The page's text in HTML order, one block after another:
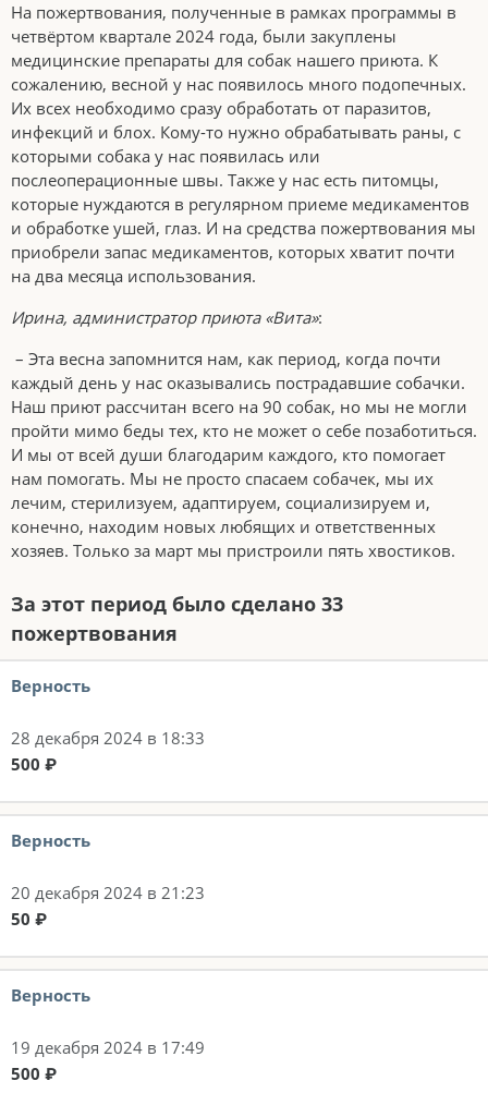
На пожертвования, полученные в рамках программы в
четвёртом квартале 2024 года, были закуплены
медицинские препараты для собак нашего приюта. К
сожалению, весной у нас появилось много подопечных.
Их всех необходимо сразу обработать от паразитов,
инфекций и блох. Кому-то нужно обрабатывать раны, с
которыми собака у нас появилась или
послеоперационные швы. Также у нас есть питомцы,
которые нуждаются в регулярном приеме медикаментов
и обработке ушей, глаз. И на средства пожертвования мы
приобрели запас медикаментов, которых хватит почти
на два месяца использования.
Ирина, администратор приюта «Вита»:
– Эта весна запомнится нам, как период, когда почти
каждый день у нас оказывались пострадавшие собачки.
Наш приют рассчитан всего на 90 собак, но мы не могли
пройти мимо беды тех, кто не может о себе позаботиться.
И мы от всей души благодарим каждого, кто помогает
нам помогать. Мы не просто спасаем собачек, мы их
лечим, стерилизуем, адаптируем, социализируем и,
конечно, находим новых любящих и ответственных
хозяев. Только за март мы пристроили пять хвостиков.
За этот период было сделано 33
пожертвования
Верность
28 декабря 2024 в 18:33
500 ₽
Верность
20 декабря 2024 в 21:23
50 ₽
Верность
19 декабря 2024 в 17:49
500 ₽